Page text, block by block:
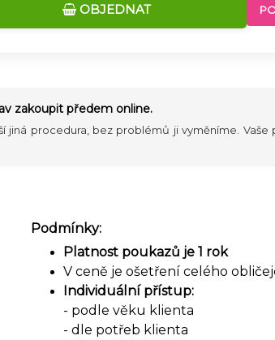
OBJEDNAT
zakoupit předem online.
procedura, bez problémů ji vyměníme.
Podmínky:
Platnost poukazů je 1 rok
V ceně je ošetření celého
Individuální přístup:
- podle věku klienta
- dle potřeb klienta